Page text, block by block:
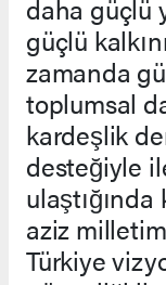
daha güçlü
güçlü
zamanda
toplumsal
kardeşlik
desteğiyle
aziz
Türkiye